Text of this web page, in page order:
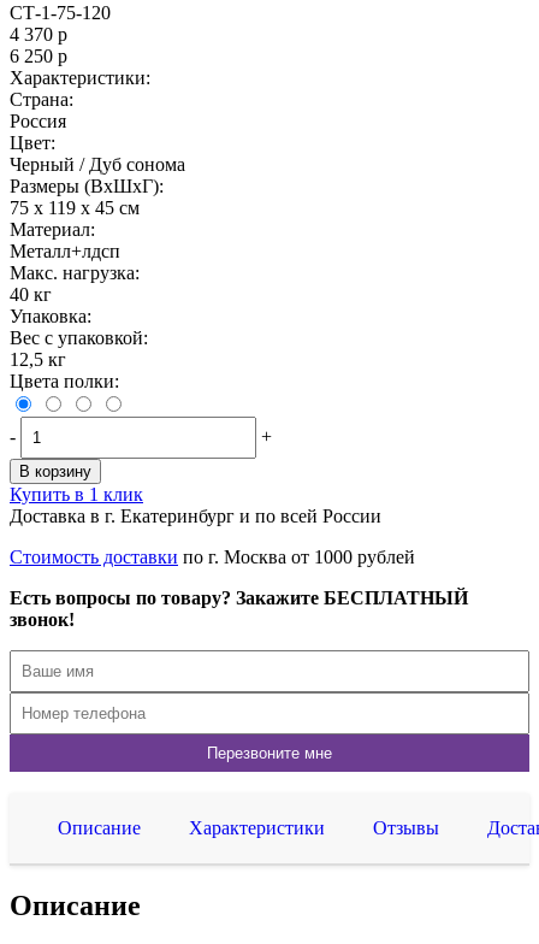
СТ-1-75-120
4 370 р
6 250 р
Характеристики:
Страна:
Россия
Цвет:
Черный / Дуб сонома
Размеры (ВxШxГ):
75 x 119 x 45 см
Материал:
Металл+лдсп
Maкс. нагрузка:
40 кг
Упаковка:
Вес с упаковкой:
12,5 кг
Цвета полки:
- +
В корзину
Купить в 1 клик
Доставка в г. Екатеринбург и по всей России
Стоимость доставки по г. Москва от 1000 рублей
Есть вопросы по товару? Закажите БЕСПЛАТНЫЙ
звонок!
Описание Характеристики Отзывы
Описание